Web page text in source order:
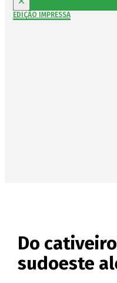
EDIÇÃO IMPRESSA
Do
sudoeste